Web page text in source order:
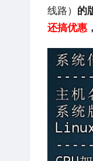
线路） 的
还搞优惠 ，